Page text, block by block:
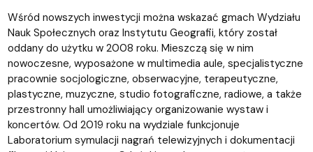
Wśród nowszych inwestycji można wskazać gmach Wydziału
Nauk Społecznych oraz Instytutu Geografii, który został
oddany do użytku w 2008 roku. Mieszczą się w nim
nowoczesne, wyposażone w multimedia aule, specjalistyczne
pracownie socjologiczne, obserwacyjne, terapeutyczne,
plastyczne, muzyczne, studio fotograficzne, radiowe, a także
przestronny hall umożliwiający organizowanie wystaw i
koncertów. Od 2019 roku na wydziale funkcjonuje
Laboratorium symulacji nagrań telewizyjnych i dokumentacji